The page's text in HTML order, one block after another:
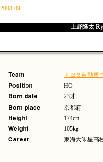
2008-09
上野隆太
トヨタ自動車
HO
23才
京都府
174cm
105kg
東海大仰星高